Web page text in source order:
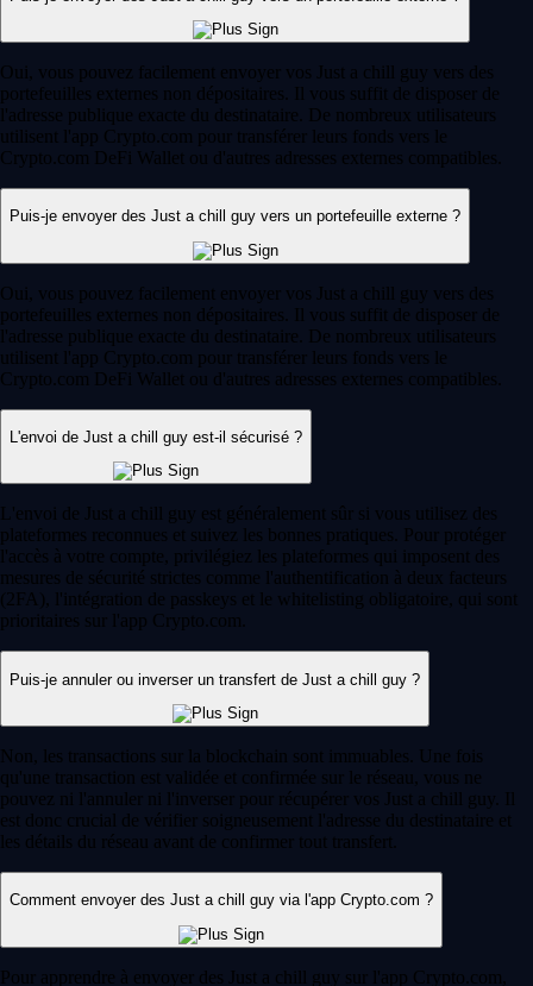
Oui, vous pouvez facilement envoyer vos Just a chill guy vers des
portefeuilles externes non dépositaires. Il vous suffit de disposer de
l'adresse publique exacte du destinataire. De nombreux utilisateurs
utilisent l'app Crypto.com pour transférer leurs fonds vers le
Crypto.com DeFi Wallet ou d'autres adresses externes compatibles.
Puis-je envoyer des Just a chill guy vers un portefeuille externe ?
Oui, vous pouvez facilement envoyer vos Just a chill guy vers des
portefeuilles externes non dépositaires. Il vous suffit de disposer de
l'adresse publique exacte du destinataire. De nombreux utilisateurs
utilisent l'app Crypto.com pour transférer leurs fonds vers le
Crypto.com DeFi Wallet ou d'autres adresses externes compatibles.
L'envoi de Just a chill guy est-il sécurisé ?
L'envoi de Just a chill guy est généralement sûr si vous utilisez des
plateformes reconnues et suivez les bonnes pratiques. Pour protéger
l'accès à votre compte, privilégiez les plateformes qui imposent des
mesures de sécurité strictes comme l'authentification à deux facteurs
(2FA), l'intégration de passkeys et le whitelisting obligatoire, qui sont
prioritaires sur l'app Crypto.com.
Puis-je annuler ou inverser un transfert de Just a chill guy ?
Non, les transactions sur la blockchain sont immuables. Une fois
qu'une transaction est validée et confirmée sur le réseau, vous ne
pouvez ni l'annuler ni l'inverser pour récupérer vos Just a chill guy. Il
est donc crucial de vérifier soigneusement l'adresse du destinataire et
les détails du réseau avant de confirmer tout transfert.
Comment envoyer des Just a chill guy via l'app Crypto.com ?
Pour apprendre à envoyer des Just a chill guy sur l'app Crypto.com,